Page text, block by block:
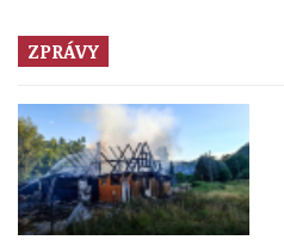
ZPRÁVY